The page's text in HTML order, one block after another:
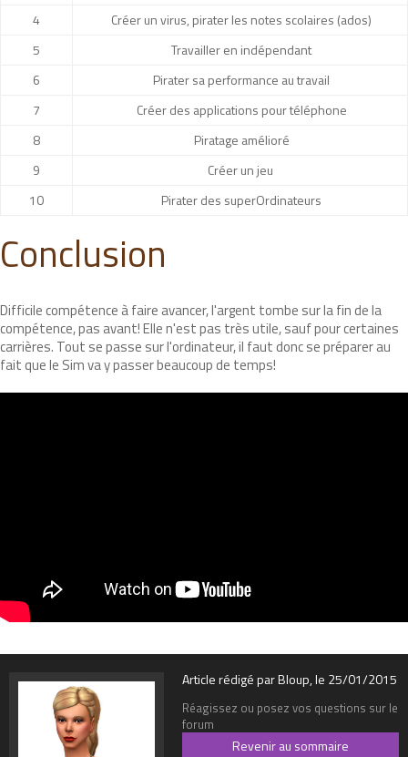
4
Créer un virus, pirater les notes scolaires (ados)
5
Travailler en indépendant
6
Pirater sa performance au travail
7
Créer des applications pour téléphone
8
Piratage amélioré
9
Créer un jeu
10
Pirater des superOrdinateurs
Conclusion
Difficile compétence à faire avancer, l'argent tombe sur la fin de la
compétence, pas avant! Elle n'est pas très utile, sauf pour certaines
carrières. Tout se passe sur l'ordinateur, il faut donc se préparer au
fait que le Sim va y passer beaucoup de temps!
Article rédigé par Bloup, le 25/01/2015
Réagissez ou posez vos questions sur le
forum
Revenir au sommaire